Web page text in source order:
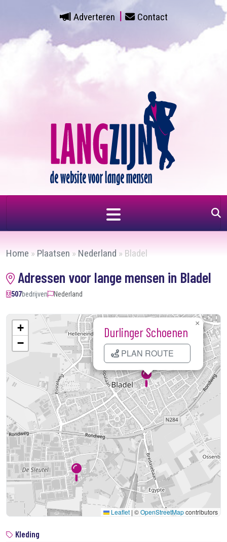
Adverteren Contact
Home » Plaatsen » Nederland » Bladel
Adressen voor lange mensen in Bladel
507bedrijven Nederland
Kaart laden...
Durlinger Schoenen
PLAN ROUTE
×
+
−
Leaflet | ©OpenStreetMapcontributors
Kleding